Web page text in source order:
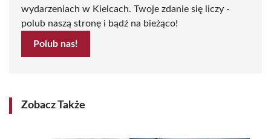
wydarzeniach w Kielcach. Twoje zdanie się liczy -
polub naszą stronę i bądź na bieżąco!
Polub nas!
Zobacz Także